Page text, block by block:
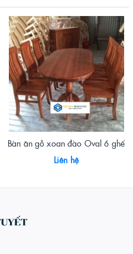
Bàn ăn gỗ xoan đào Oval 6 ghế
Liên hệ